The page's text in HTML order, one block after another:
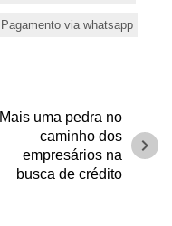
Pagamento via whatsapp
Mais uma pedra no
caminho dos
empresários na
busca de crédito
chevron_right